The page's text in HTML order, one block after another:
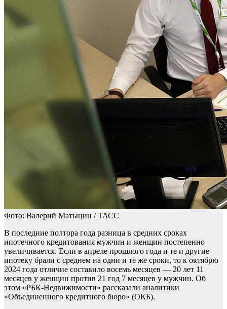
Фото: Валерий Матыцин / ТАСС
В последние полтора года разница в средних сроках
ипотечного кредитования мужчин и женщин постепенно
увеличивается. Если в апреле прошлого года и те и другие
ипотеку брали с среднем на одни и те же сроки, то к октябрю
2024 года отличие составило восемь месяцев — 20 лет 11
месяцев у женщин против 21 год 7 месяцев у мужчин. Об
этом «РБК-Недвижимости» рассказали аналитики
«Объединенного кредитного бюро» (ОКБ).